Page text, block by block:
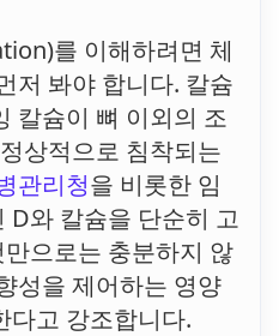
를 이해하려면 체
저 봐야 합니다. 칼슘
칼슘이 뼈 이외의 조
상적으로 침착되는
관리청을 비롯한 임
D와 칼슘을 단순히 고
으로는 충분하지 않
성을 제어하는 영양
다고 강조합니다.